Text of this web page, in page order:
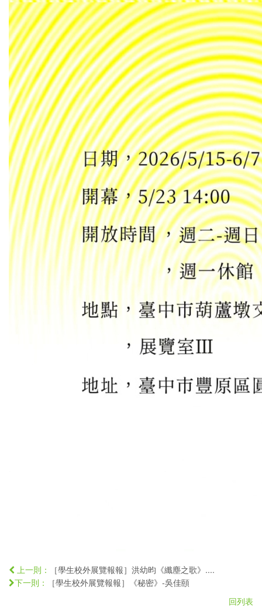
上一則： ［學生校外展覽報報］洪幼昀《纖塵之歌》....
下一則：
［學生校外展覽報報］《秘密》-吳佳頤
回列表